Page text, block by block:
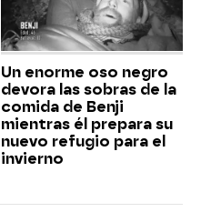
Un enorme oso negro
devora las sobras de la
comida de Benji
mientras él prepara su
nuevo refugio para el
invierno